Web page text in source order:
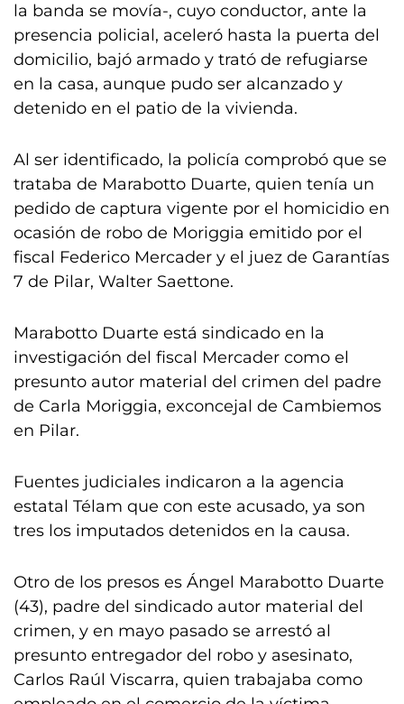
la banda se movía-, cuyo conductor, ante la
presencia policial, aceleró hasta la puerta del
domicilio, bajó armado y trató de refugiarse
en la casa, aunque pudo ser alcanzado y
detenido en el patio de la vivienda.
Al ser identificado, la policía comprobó que se
trataba de Marabotto Duarte, quien tenía un
pedido de captura vigente por el homicidio en
ocasión de robo de Moriggia emitido por el
fiscal Federico Mercader y el juez de Garantías
7 de Pilar, Walter Saettone.
Marabotto Duarte está sindicado en la
investigación del fiscal Mercader como el
presunto autor material del crimen del padre
de Carla Moriggia, exconcejal de Cambiemos
en Pilar.
Fuentes judiciales indicaron a la agencia
estatal Télam que con este acusado, ya son
tres los imputados detenidos en la causa.
Otro de los presos es Ángel Marabotto Duarte
(43), padre del sindicado autor material del
crimen, y en mayo pasado se arrestó al
presunto entregador del robo y asesinato,
Carlos Raúl Viscarra, quien trabajaba como